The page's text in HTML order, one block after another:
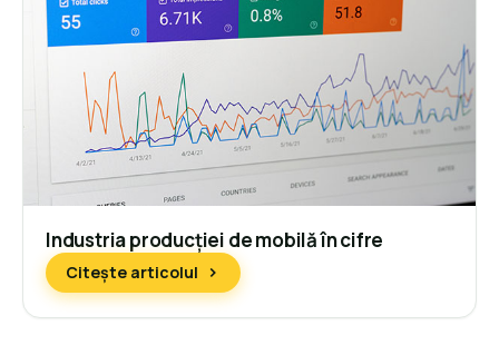
Industria producției de mobilă în cifre
Citește articolul